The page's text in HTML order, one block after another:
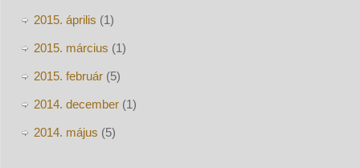
2015. április (1)
2015. március (1)
2015. február(5)
2014. december(1)
2014. május (5)